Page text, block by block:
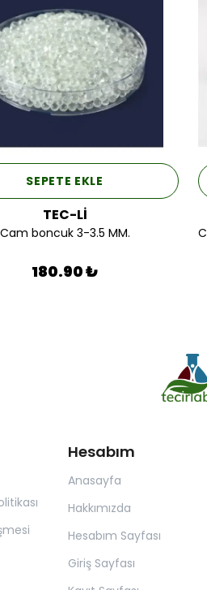
SEPETE EKLE
TEC-Lİ
Cam boncuk 3-3.5 MM.
180.90 ₺
Hesabım
Anasayfa
Hakkımızda
Hesabım Sayfası
Giriş Sayfası